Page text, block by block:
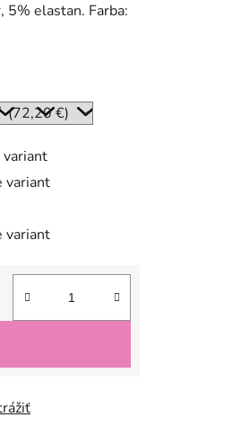
elastan. Farba:
variant
variant